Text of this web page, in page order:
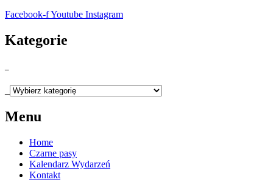
Facebook-fYoutube Instagram
Kategorie
Menu
Home
Czarne pasy
Kalendarz Wydarzeń
Kontakt